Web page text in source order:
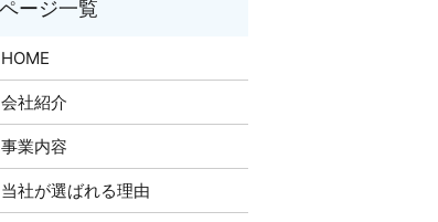
HOME
会社紹介
事業内容
当社が選ばれる理由